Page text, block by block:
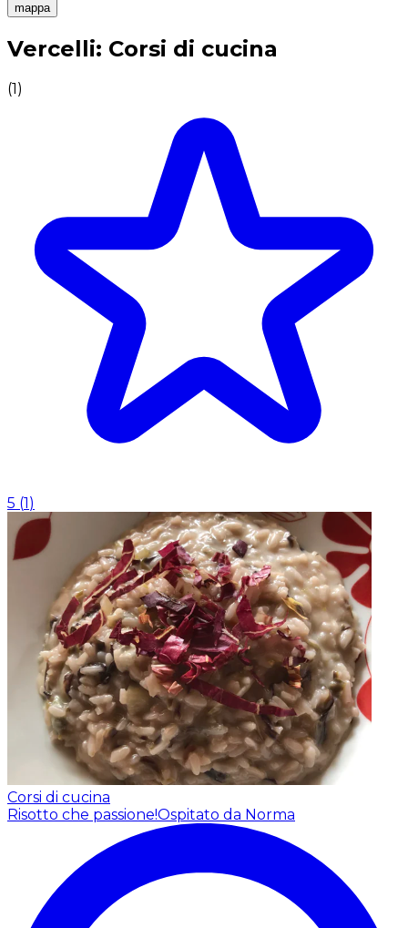
mappa
Esperienze culinarie indimenticabili: Esperienze
Vercelli: Corsi di cucina
(1)
5 (1)
Corsi di cucina
Risotto che passione!Ospitato da Norma